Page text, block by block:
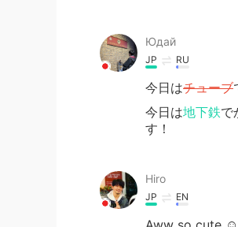
Юдай
JP RU
今日はチューブ
今日は地下鉄で
す！
Hiro
JP EN